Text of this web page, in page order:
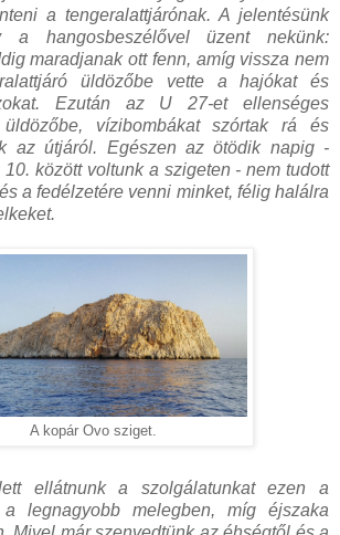
a tengeralattjárónak. A jelentésünk
hangosbeszélővel üzent nekünk:
maradjanak ott fenn, amíg vissza nem
üldözőbe vette a hajókat és
Ezután az U 27-et ellenséges
vízibombákat szórtak rá és
az útjáról. Egészen az ötödik napig -
között voltunk a szigeten - nem tudott
a fedélzetére venni minket, félig halálra
A kopár Ovo sziget.
ellátnunk a szolgálatunkat ezen a
legnagyobb melegben, míg éjszaka